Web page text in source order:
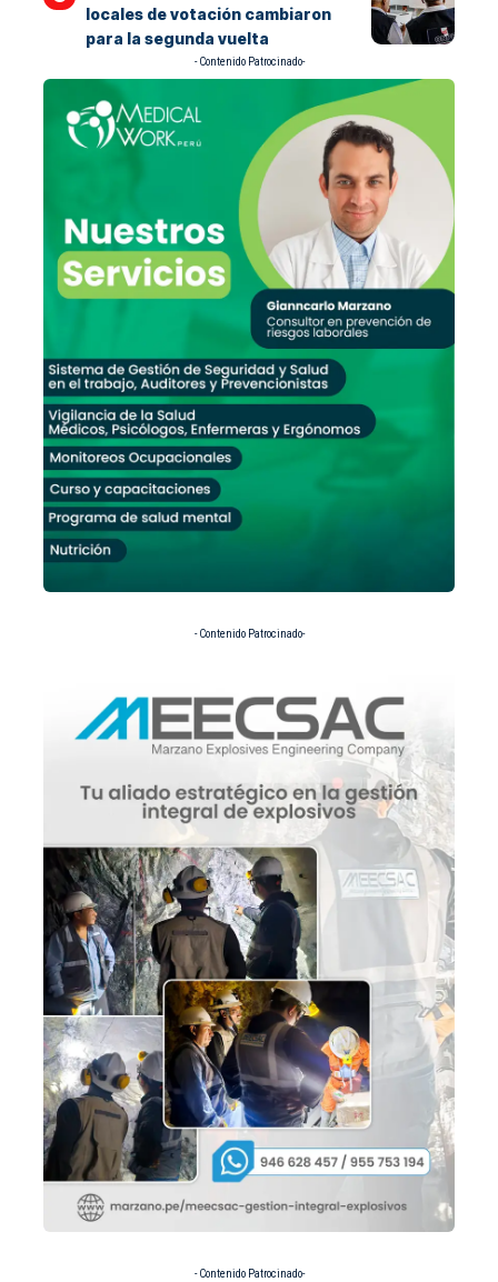
locales de votación cambiaron
para la segunda vuelta
- Contenido Patrocinado-
- Contenido Patrocinado-
- Contenido Patrocinado-